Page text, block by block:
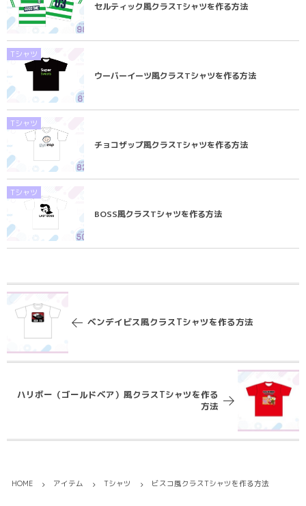
セルティック風クラスTシャツを作る方法
Tシャツ
ウーバーイーツ風クラスTシャツを作る方法
Tシャツ
チョコザップ風クラスTシャツを作る方法
Tシャツ
BOSS風クラスTシャツを作る方法
ベンデイビス風クラスTシャツを作る方法
ハリボー（ゴールドベア）風クラスTシャツを作る
方法
HOME アイテム Tシャツ ビスコ風クラスTシャツを作る方法